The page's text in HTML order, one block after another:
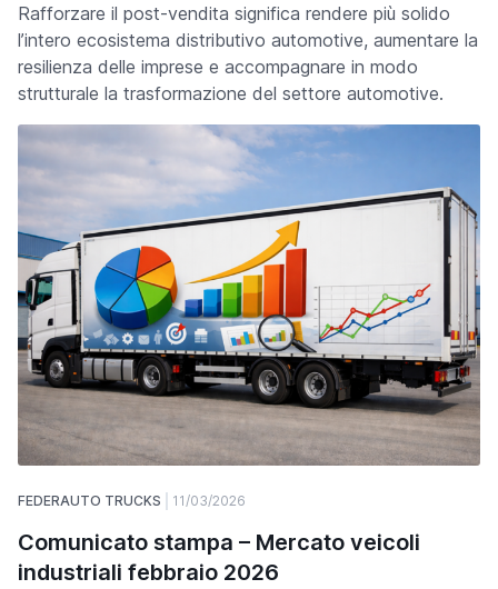
Rafforzare il post-vendita significa rendere più solido
l’intero ecosistema distributivo automotive, aumentare la
resilienza delle imprese e accompagnare in modo
strutturale la trasformazione del settore automotive.
FEDERAUTO TRUCKS 11/03/2026
Comunicato stampa – Mercato veicoli
industriali febbraio 2026